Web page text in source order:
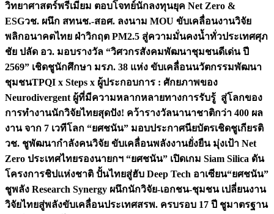
วิทยาศาสตร์พรีเมียม ตอบโจทย์นักลงทุนยุค Net Zero &
ESGวช. ผนึก สทนช.-สอศ. ลงนาม MOU ขับเคลื่อนงานวิจัย
พลิกอนาคตไทย ฝ่าวิกฤต PM2.5 สู่ความมั่นคงน้ำทั่วประเทศศุภ
ชัย ปลัด อว. มอบรางวัล “วิศวกรสังคมพัฒนาชุมชนดีเด่น ปี
2569” เชิดชูนักศึกษา มรภ. 38 แห่ง ขับเคลื่อนนวัตกรรมพัฒนา
ชุมชนTPQI x Steps x ผู้ประกอบการ : ศักยภาพของ
Neurodivergent ผู้ที่มีความหลากหลายทางการรับรู้ สู่โลกของ
การทำงานนักวิจัยไทยสุดปัง! คว้ารางวัลนานาชาติกว่า 400 ผล
งาน จาก 7 เวทีโลก “ยศชนัน” มอบประกาศนียบัตรเชิดชูเกียรติ
วช. ชูพัฒนากำลังคนวิจัย ขับเคลื่อนพลังงานยั่งยืน มุ่งเป้า Net
Zero ประเทศไทยรองนายกฯ “ยศชนัน” เปิดเกม Siam Silica ดัน
โครงการชิปแห่งชาติ ปั้นไทยสู่ฮับ Deep Tech อาเซียน“ยศชนัน”
ชูพลัง Research Synergy ผนึกนักวิจัย-เอกชน-ชุมชน เปลี่ยนงาน
วิจัยไทยสู่พลังขับเคลื่อนประเทศสรพ. ครบรอบ 17 ปี ชูมาตรฐาน